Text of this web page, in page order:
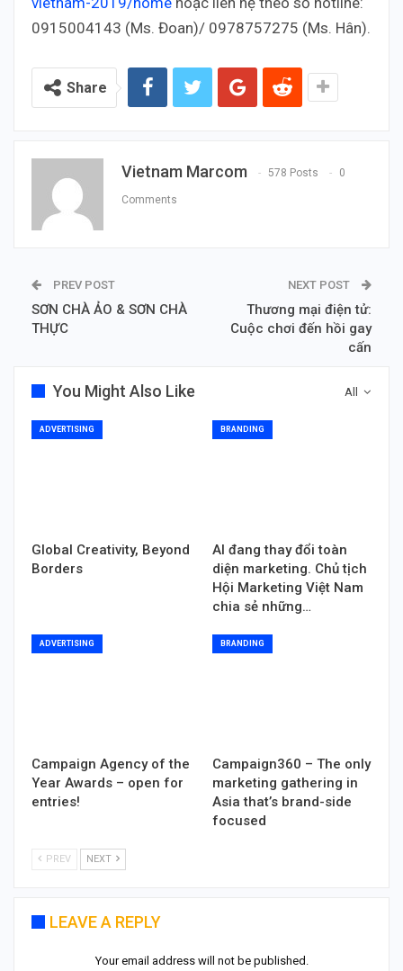
0915004143 (Ms. Đoan)/ 0978757275 (Ms. Hân).
Share
Vietnam Marcom 578 Posts 0
Comments
PREV POST
SƠN CHÀ ẢO & SƠN CHÀ
THỰC
NEXT POST
Thương mại điện tử:
Cuộc chơi đến hồi gay
cấn
All
You Might Also Like
ADVERTISING
Global Creativity, Beyond
Borders
BRANDING
AI đang thay đổi toàn
diện marketing. Chủ tịch
Hội Marketing Việt Nam
chia sẻ những…
ADVERTISING
Campaign Agency of the
Year Awards – open for
entries!
BRANDING
Campaign360 – The only
marketing gathering in
Asia that’s brand-side
focused
PREV NEXT
LEAVE A REPLY
Your email address will not be published.